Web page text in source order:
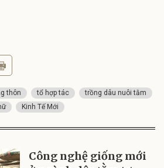
thôn tổ hợp tác
trồng dâu nuôi tằm
Kinh Tế Mới
Công nghệ giống mới